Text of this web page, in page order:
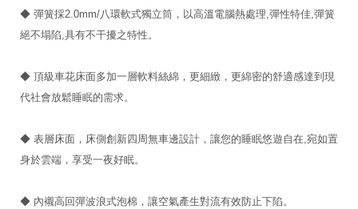
◆ 彈簧採2.0mm/八環軟式獨立筒，以高溫電腦熱處理,彈性特佳,彈簧
絕不塌陷,具有不干擾之特性。
◆ 頂級車花床面多加一層軟料絲綿，更細緻，更綿密的舒適感達到現
代社會放鬆睡眠的需求。
◆ 表層床面，床側創新四周無車邊設計，讓您的睡眠悠遊自在,宛如置
身於雲端，享受一夜好眠。
◆ 內襯高回彈波浪式泡棉，讓空氣產生對流有效防止下陷。